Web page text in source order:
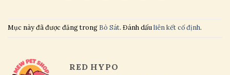
Mục này đã được đăng trong Bò Sát. Đánh dấuliên kết cố định.
RED HYPO